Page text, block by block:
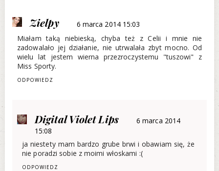
Zielpy
6 marca 2014 15:03
Miałam taką niebieską, chyba też z Celii i mnie nie
zadowalało jej działanie, nie utrwalała zbyt mocno. Od
wielu lat jestem wierna przezroczystemu "tuszowi" z
Miss Sporty.
ODPOWIEDZ
Digital Violet Lips
6 marca 2014
15:08
ja niestety mam bardzo grube brwi i obawiam się, że
nie poradzi sobie z moimi włoskami :(
ODPOWIEDZ